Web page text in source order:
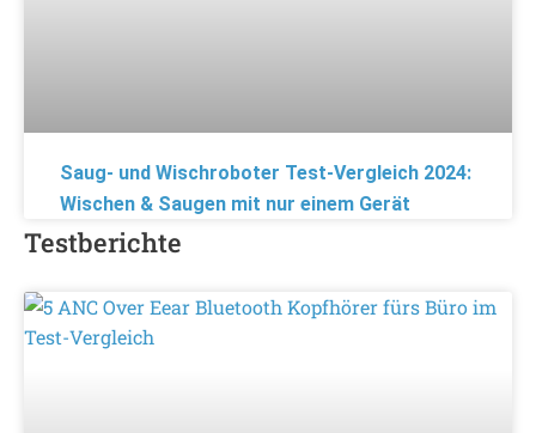
Saug- und Wischroboter Test-Vergleich 2024:
Wischen & Saugen mit nur einem Gerät
Testberichte